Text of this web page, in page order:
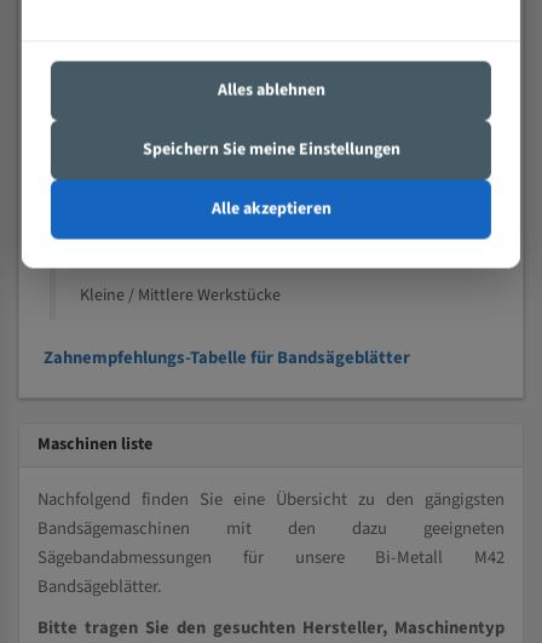
Nichteisenmetalle
Speziell entwickelt für Profile / Rohre
Kleine und mittlere Profile / Kleine Durchmesser
Kleine / Mittlere Werkstücke
Zahnempfehlungs-Tabelle für Bandsägeblätter
Maschinen liste
Nachfolgend finden Sie eine Übersicht zu den gängigsten
Bandsägemaschinen mit den dazu geeigneten
Sägebandabmessungen für unsere Bi-Metall M42
Bandsägeblätter.
Bitte tragen Sie den gesuchten Hersteller, Maschinentyp
Alles ablehnen
Speichern Sie meine Einstellungen
Alle akzeptieren